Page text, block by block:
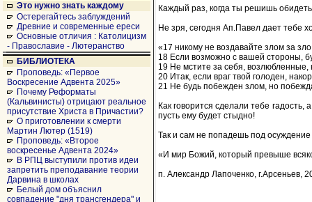
Это нужно знать каждому
Остерегайтесь заблуждений
Древние и современные ереси
Основные отличия : Католицизм
- Православие - Лютеранство
БИБЛИОТЕКА
Проповедь: «Первое
Воскресение Адвента 2025»
Почему Реформаты
(Кальвинисты) отрицают реальное
присутствие Христа в Причастии?
О приготовлении к смерти
Мартин Лютер (1519)
Проповедь: «Второе
воскресенье Адвента 2024»
В РПЦ выступили против идеи
запретить преподавание теории
Дарвина в школах
Белый дом объяснил
совпадение "дня трансгендера" и
Каждый раз, когда ты решишь
Не зря, сегодня Ап.Павел дает тебе
«17 никому не воздавайте злом за
18 Если возможно с вашей стороны,
19 Не мстите за себя,
20 Итак, если враг твой голоден,
21 Не будь побежден злом, но
Как говорится сделали тебе
пусть ему будет стыдно!
Так и сам не попадешь под
«И мир Божий, который превыше
п. Александр Лапоченко, г.Арсеньев,